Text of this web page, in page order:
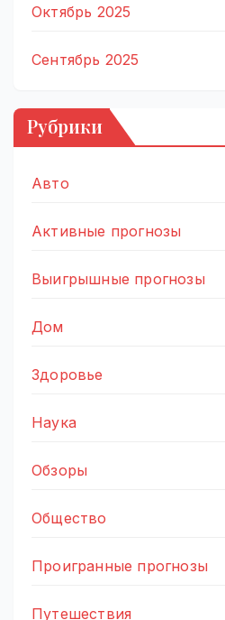
Октябрь 2025
Сентябрь 2025
Рубрики
Авто
Активные прогнозы
Выигрышные прогнозы
Дом
Здоровье
Наука
Обзоры
Общество
Проигранные прогнозы
Путешествия